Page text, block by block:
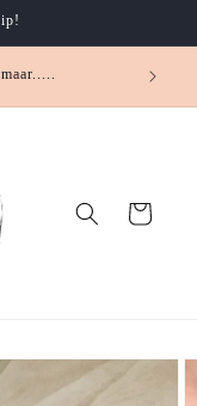
Winkelwagen